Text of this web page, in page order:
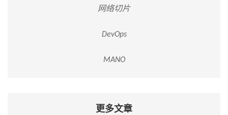
网络切片
DevOps
MANO
更多文章